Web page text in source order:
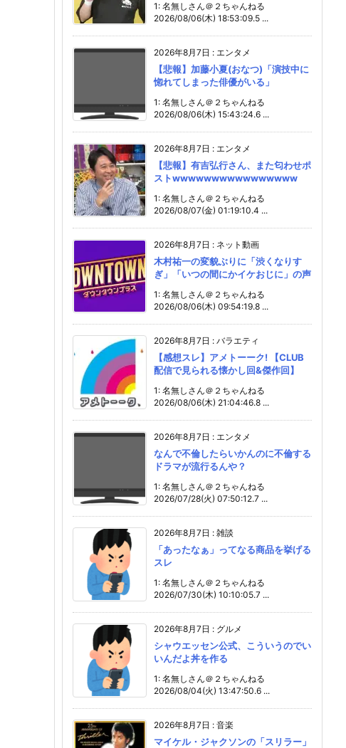
1: 名無しさん＠２ちゃんねる
2026/08/06(木) 18:53:09.5 ...
2026年8月7日 : エンタメ
【悲報】加藤小夏(おなつ)「演技中に
惚れてしまった俳優がいる」
1: 名無しさん＠２ちゃんねる
2026/08/06(木) 15:43:24.6 ...
2026年8月7日 : エンタメ
【悲報】有吉弘行さん、また匂わせポ
ストwwwwwwwwwwwwwwww
1: 名無しさん＠２ちゃんねる
2026/08/07(金) 01:19:10.4 ...
2026年8月7日 : ネット動画
木村祐一の変貌ぶりに「渋くなりす
ぎ」「いつの間にかイケおじに」の声
1: 名無しさん＠２ちゃんねる
2026/08/06(木) 09:54:19.8 ...
2026年8月7日 : バラエティ
【感想スレ】アメトーーク! 【CLUB
配信で見られる懐かし回&傑作回】
1: 名無しさん＠２ちゃんねる
2026/08/06(木) 21:04:46.8 ...
2026年8月7日 : エンタメ
なんで不倫したらいかんのに不倫する
ドラマが流行るんや？
1: 名無しさん＠２ちゃんねる
2026/07/28(火) 07:50:12.7 ...
2026年8月7日 : 雑談
「あったなぁ」ってなる商品を挙げる
スレ
1: 名無しさん＠２ちゃんねる
2026/07/30(木) 10:10:05.7 ...
2026年8月7日 : グルメ
シャウエッセン公式、こういうのでい
いんだよ丼を作る
1: 名無しさん＠２ちゃんねる
2026/08/04(火) 13:47:50.6 ...
2026年8月7日 : 音楽
マイケル・ジャクソンの「スリラー」